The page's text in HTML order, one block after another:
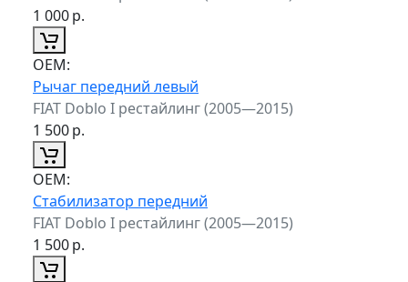
1 000р.
ОЕМ:
Рычаг передний левый
FIAT Doblo I рестайлинг (2005—2015)
1 500р.
ОЕМ:
Стабилизатор передний
FIAT Doblo I рестайлинг (2005—2015)
1 500р.